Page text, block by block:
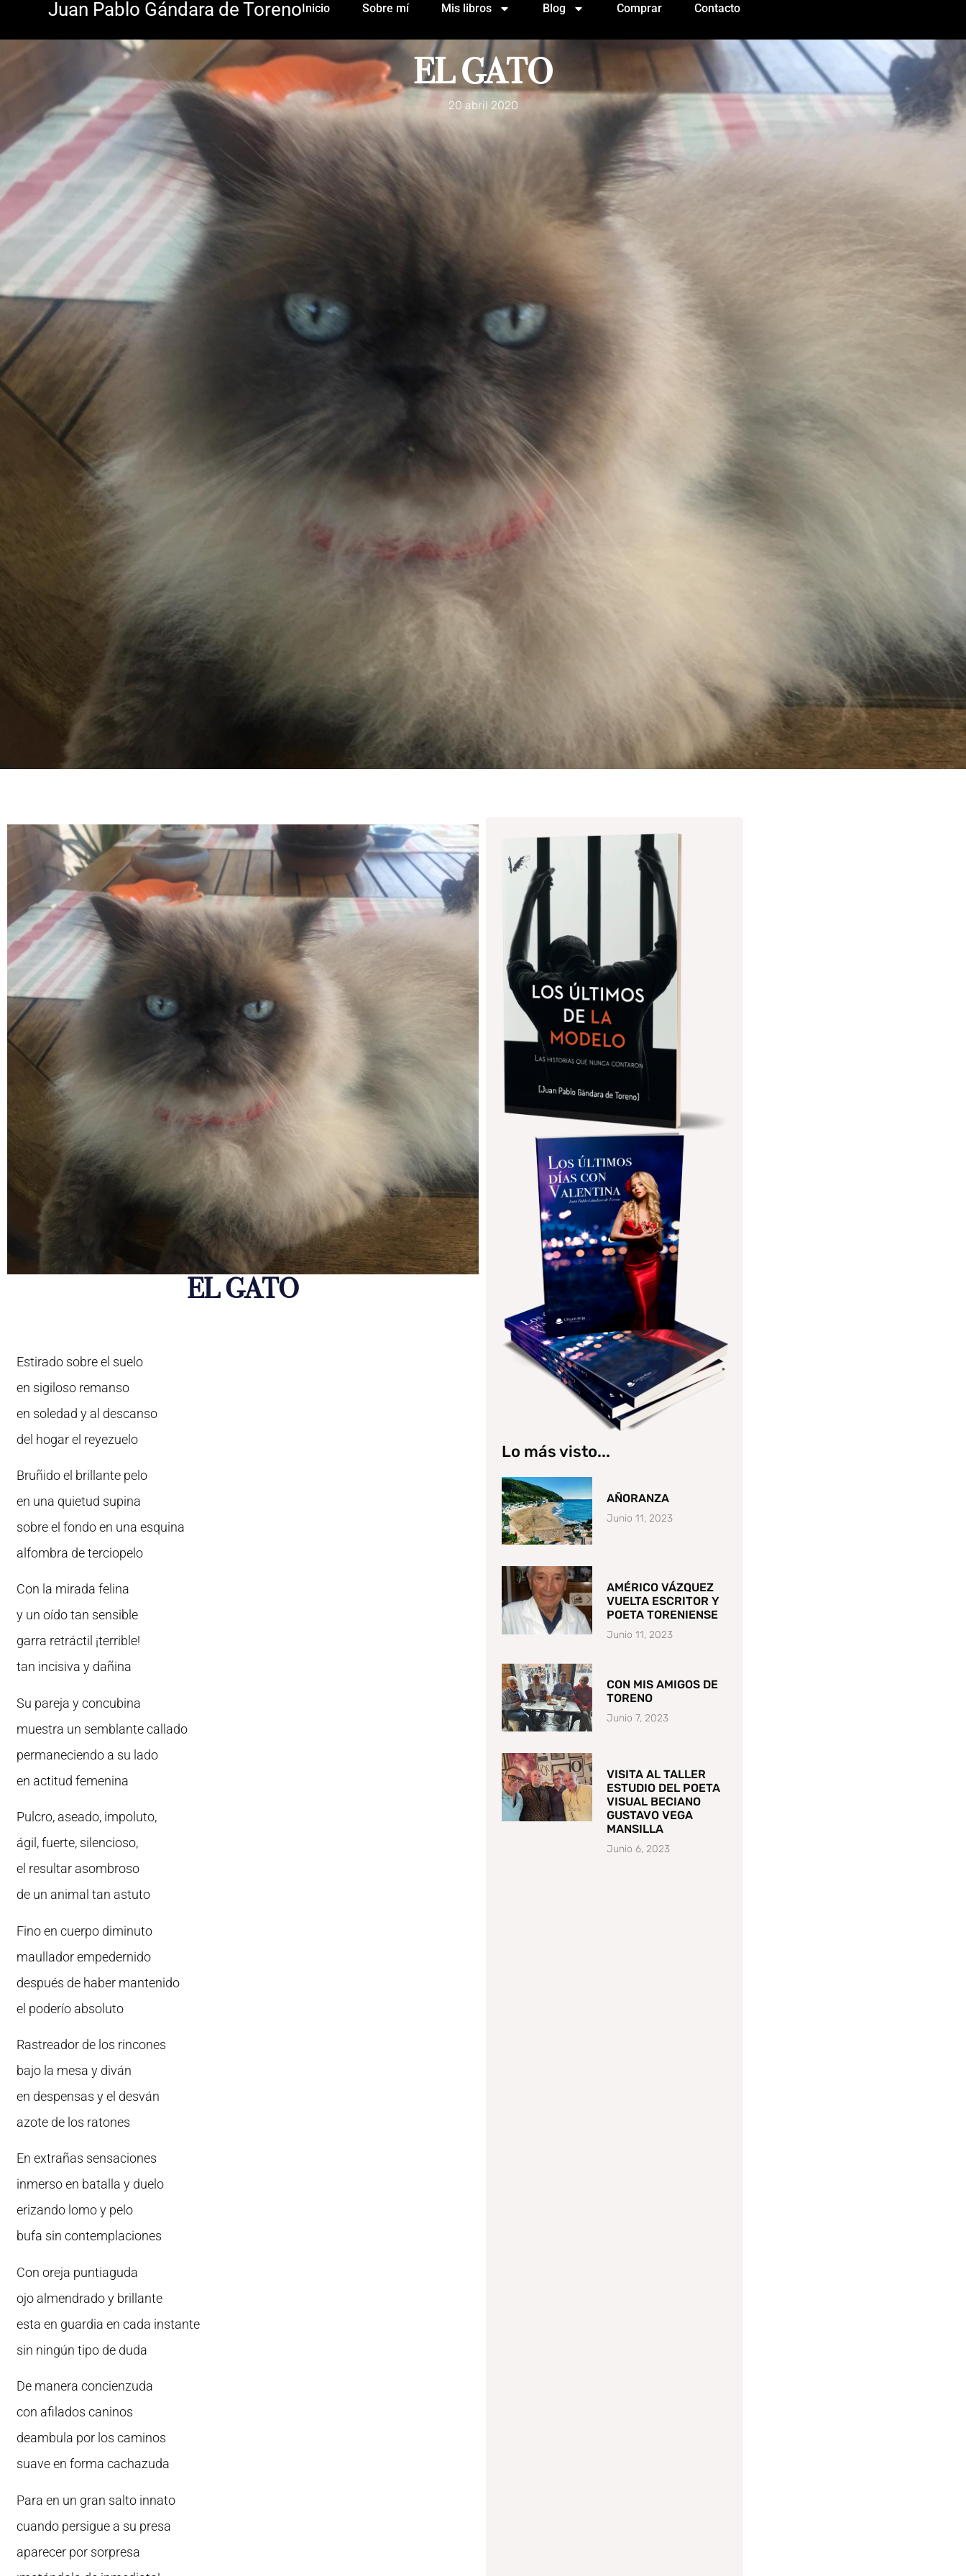
Juan Pablo Gándara de TorenoInicio Sobre mí Mis libros Blog Comprar Contacto
EL GATO
20 abril 2020
EL GATO
Estirado sobre el suelo
en sigiloso remanso
en soledad y al descanso
del hogar el reyezuelo
Bruñido el brillante pelo
en una quietud supina
sobre el fondo en una esquina
alfombra de terciopelo
Con la mirada felina
y un oído tan sensible
garra retráctil ¡terrible!
tan incisiva y dañina
Su pareja y concubina
muestra un semblante callado
permaneciendo a su lado
en actitud femenina
Pulcro, aseado, impoluto,
ágil, fuerte, silencioso,
el resultar asombroso
de un animal tan astuto
Fino en cuerpo diminuto
maullador empedernido
después de haber mantenido
el poderío absoluto
Rastreador de los rincones
bajo la mesa y diván
en despensas y el desván
azote de los ratones
En extrañas sensaciones
inmerso en batalla y duelo
erizando lomo y pelo
bufa sin contemplaciones
Con oreja puntiaguda
ojo almendrado y brillante
esta en guardia en cada instante
sin ningún tipo de duda
De manera concienzuda
con afilados caninos
deambula por los caminos
suave en forma cachazuda
Para en un gran salto innato
cuando persigue a su presa
aparecer por sorpresa
Lo más visto...
AÑORANZA
Junio 11, 2023
AMÉRICO VÁZQUEZ
VUELTA ESCRITOR Y
POETA TORENIENSE
Junio 11, 2023
CON MIS AMIGOS DE
TORENO
Junio 7, 2023
VISITA AL TALLER
ESTUDIO DEL POETA
VISUAL BECIANO
GUSTAVO VEGA
MANSILLA
Junio 6, 2023